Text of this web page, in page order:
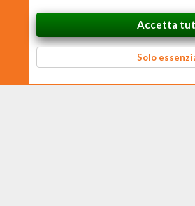
CHEFS.0 Training S.R.L. – Via Ferruccio Ferrari, 2
P. IVA 02938170350 – CF e N. Iscrizione
REA RE 326384 – Cap. Soc. € 10.000 i.v.
Accetta
Solo